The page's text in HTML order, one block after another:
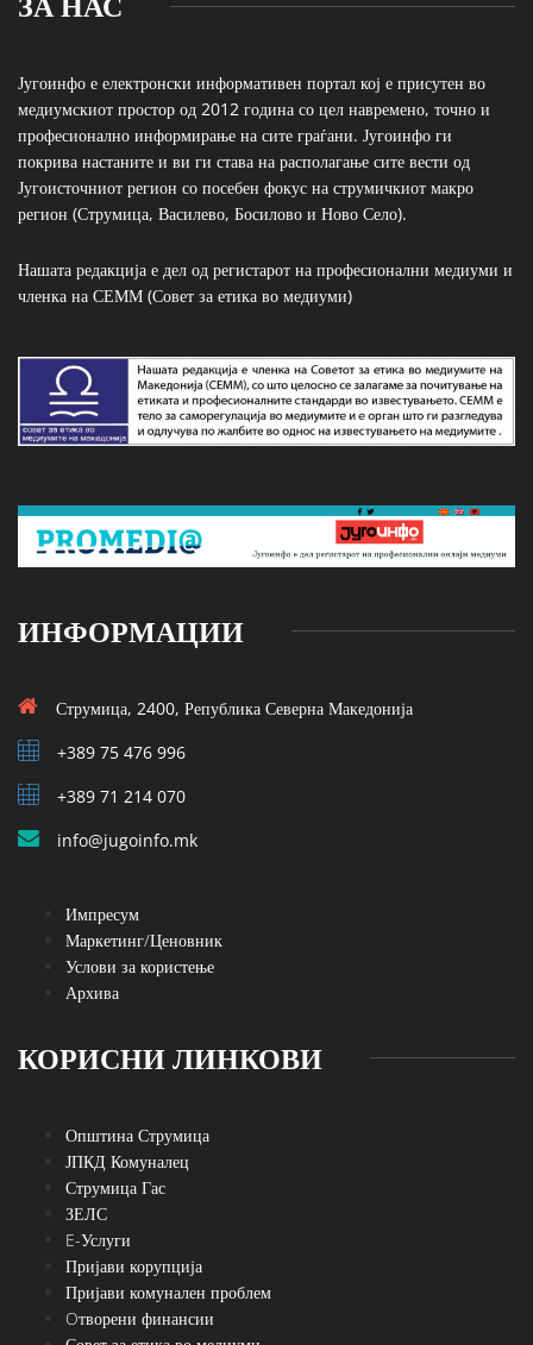
Југоинфо е електронски информативен портал кој е присутен во
медиумскиот простор од 2012 година со цел навремено, точно и
професионално информирање на сите граѓани. Југоинфо ги
покрива настаните и ви ги става на располагање сите вести од
Југоисточниот регион со посебен фокус на струмичкиот макро
регион (Струмица, Василево, Босилово и Ново Село).
Нашата редакција е дел од регистарот на професионални медиуми и
членка на СЕММ (Совет за етика во медиуми)
ИНФОРМАЦИИ
Струмица, 2400, Република Северна Македонија
+389 75 476 996
+389 71 214 070
info@jugoinfo.mk
Импресум
Маркетинг/Ценовник
Услови за користење
Архива
КОРИСНИ ЛИНКОВИ
Општина Струмица
ЈПКД Комуналец
Струмица Гас
ЗЕЛС
E-Услуги
Пријави корупција
Пријави комунален проблем
Oтворени финансии